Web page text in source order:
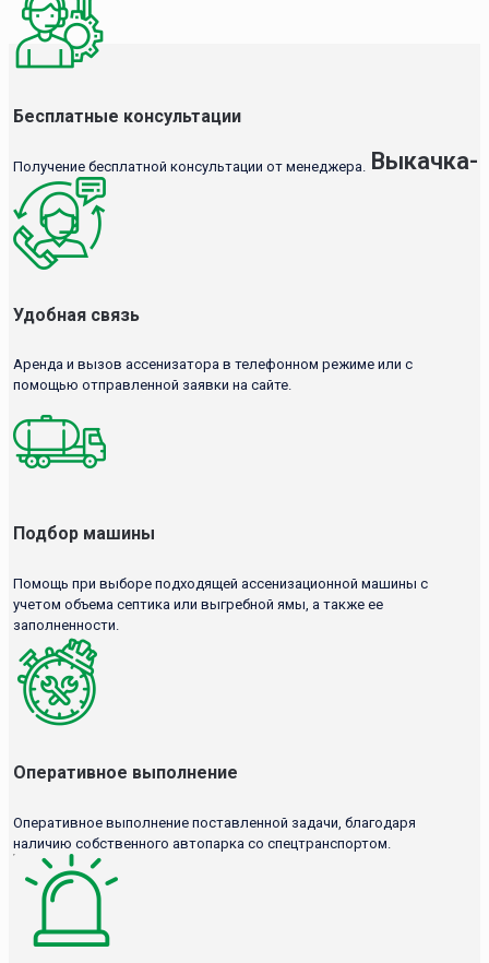
Бесплатные консультации
Получение бесплатной консультации от менеджера.
Удобная связь
Аренда и вызов ассенизатора в телефонном режиме или с
помощью отправленной заявки на сайте.
Подбор машины
Помощь при выборе подходящей ассенизационной машины с
учетом объема септика или выгребной ямы, а также ее
заполненности.
Оперативное выполнение
Оперативное выполнение поставленной задачи, благодаря
наличию собственного автопарка со спецтранспортом.
Выкачка-